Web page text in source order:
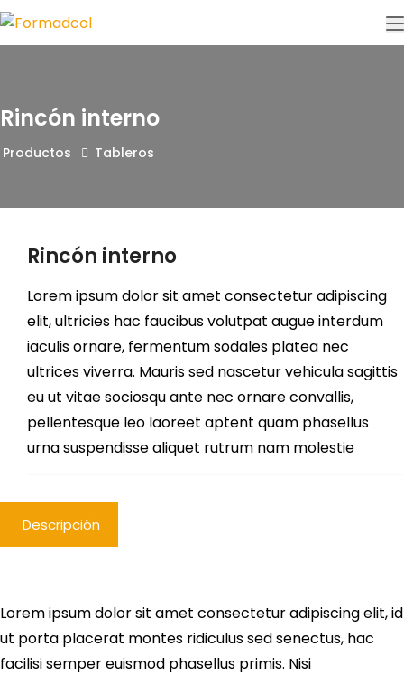
Rincón interno
Productos Tableros
Rincón interno
Lorem ipsum dolor sit amet consectetur adipiscing
elit, ultricies hac faucibus volutpat augue interdum
iaculis ornare, fermentum sodales platea nec
ultrices viverra. Mauris sed nascetur vehicula sagittis
eu ut vitae sociosqu ante nec ornare convallis,
pellentesque leo laoreet aptent quam phasellus
urna suspendisse aliquet rutrum nam molestie
Descripción
Lorem ipsum dolor sit amet consectetur adipiscing elit, id
ut porta placerat montes ridiculus sed senectus, hac
facilisi semper euismod phasellus primis. Nisi